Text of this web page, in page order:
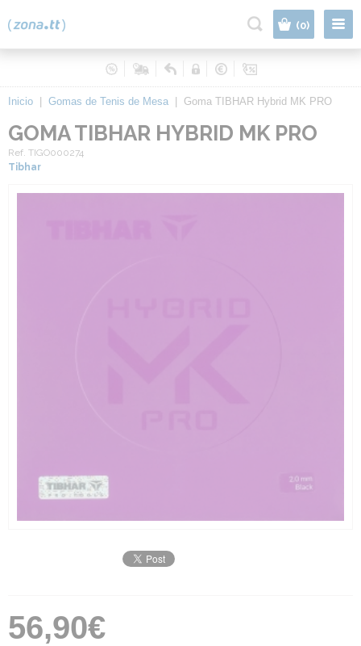
(0)
Inicio Gomas de Tenis de Mesa Goma TIBHAR Hybrid MK PRO
GOMA TIBHAR HYBRID MK PRO
Ref. TIGO000274
Tibhar
56,90€